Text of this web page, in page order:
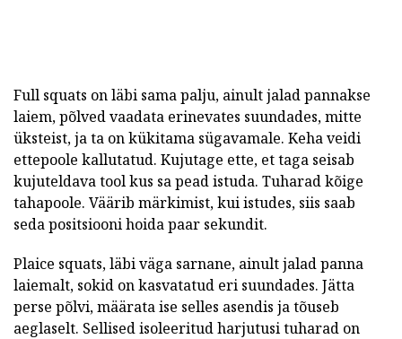
Full squats on läbi sama palju, ainult jalad pannakse
laiem, põlved vaadata erinevates suundades, mitte
üksteist, ja ta on kükitama sügavamale. Keha veidi
ettepoole kallutatud. Kujutage ette, et taga seisab
kujuteldava tool kus sa pead istuda. Tuharad kõige
tahapoole. Väärib märkimist, kui istudes, siis saab
seda positsiooni hoida paar sekundit.
Plaice squats, läbi väga sarnane, ainult jalad panna
laiemalt, sokid on kasvatatud eri suundades. Jätta
perse põlvi, määrata ise selles asendis ja tõuseb
aeglaselt. Sellised isoleeritud harjutusi tuharad on